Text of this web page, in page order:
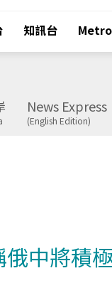
知訊台
News Express
(English Edition)
中將積